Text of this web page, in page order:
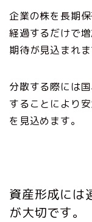
企業の株を長期
経過するだけで
期待が見込まれま
分散する際には
することにより
を見込めます。
資産形成には
が大切です。